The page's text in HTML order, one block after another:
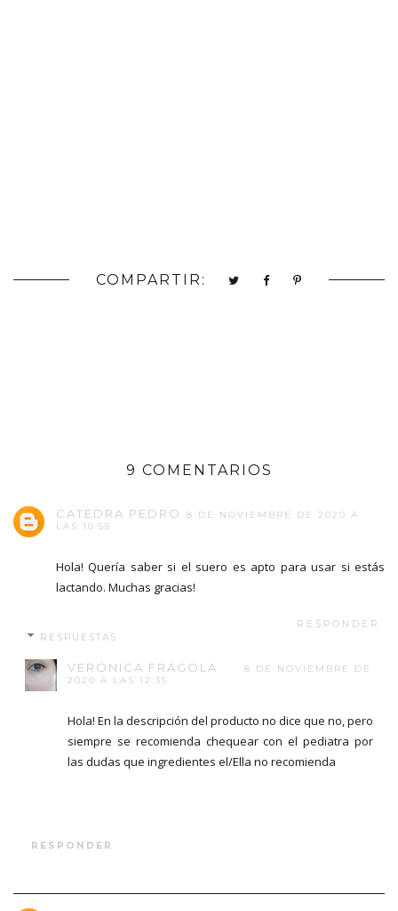
COMPARTIR:
9 COMENTARIOS
CATEDRA PEDRO
8 DE NOVIEMBRE DE 2020 A
LAS 10:55
Hola! Quería saber si el suero es apto para usar si estás
lactando. Muchas gracias!
RESPONDER
RESPUESTAS
VERÓNICA FRÁGOLA
8 DE NOVIEMBRE DE
2020 A LAS 12:35
Hola! En la descripción del producto no dice que no, pero
siempre se recomienda chequear con el pediatra por
las dudas que ingredientes el/Ella no recomienda
RESPONDER